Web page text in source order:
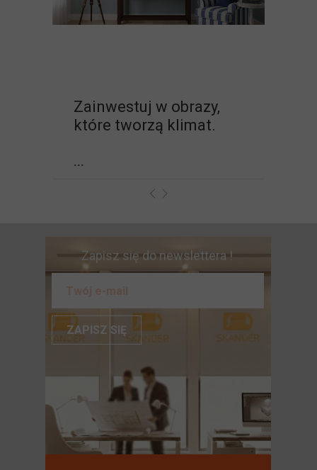
Zainwestuj w obrazy,
które tworzą klimat.
...
Zapisz się do newslettera !
ZAPISZ SIĘ